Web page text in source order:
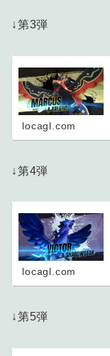
↓第3弾
locagl.com
↓第4弾
locagl.com
↓第5弾